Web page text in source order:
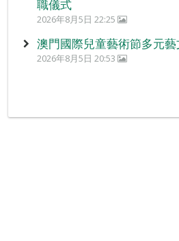
職儀式
2026年8月5日 22:25
澳門國際兒童藝術節多元
2026年8月5日 20:53